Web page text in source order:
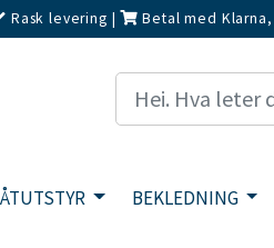
Rask levering |
Betal med
BEKLEDNING